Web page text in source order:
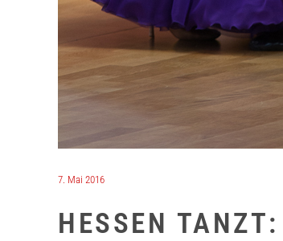
7. Mai 2016
HESSEN